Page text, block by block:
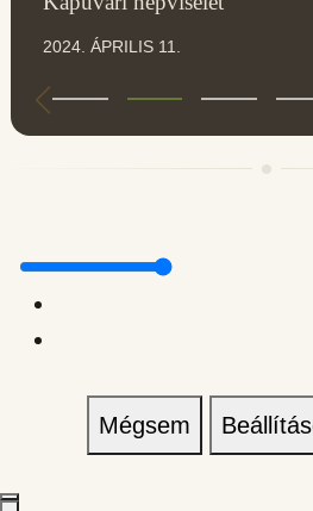
2024. ÁPRILIS 11.
Mégsem